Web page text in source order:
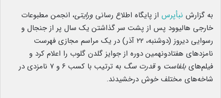
به گزارش نبأپرس از پایگاه اطلاع رسانی ورایتی، انجمن مطبوعات
خارجی هالیوود پس از پشت سر گذاشتن یک سال پر از جنجال و
رسوایی دیروز (دوشنبه، ۲۲ آذر) در یک مراسم مجازی فهرست
نامزدهای هفتادونهمین دوره از جوایز گلدن گلوب را اعلام کرد و
فیلم‌های بلفاست وقدرت سگ
به ترتیب با کسب ۶ و ۷ نامزدی در
شاخه‌های مختلف خوش درخشیدند.